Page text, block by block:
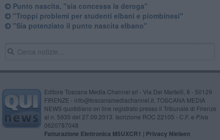
Punto nascita, "sia concessa la deroga"
"Troppi problemi per studenti elbani e piombinesi"
"Sia potenziato il punto nascita elbano"
Editore Toscana Media Channel srl - Via Dei Martelli, 8 - 50129
FIRENZE - info@toscanamediachannel.it. TOSCANA MEDIA
NEWS quotidiano on line registrato presso il Tribunale di Firenze
al n. 5935 del 27.09.2013. Iscrizione ROC 22105 - C.F. e P.Iva
0620787048
Fatturazione Elettronica M5UXCR1 | Privacy Nielsen